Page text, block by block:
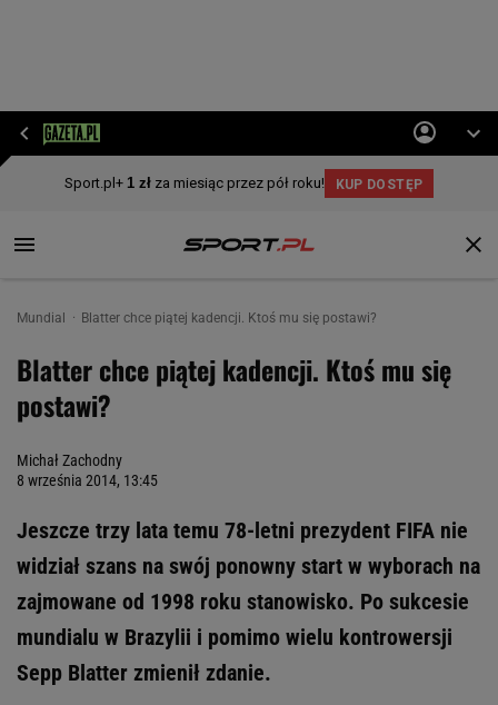
Mundial Blatter chce piątej kadencji. Ktoś mu się postawi?
Blatter chce piątej kadencji. Ktoś mu się
postawi?
Michał Zachodny
8 września 2014, 13:45
Jeszcze trzy lata temu 78-letni prezydent FIFA nie
widział szans na swój ponowny start w wyborach na
zajmowane od 1998 roku stanowisko. Po sukcesie
mundialu w Brazylii i pomimo wielu kontrowersji
Sepp Blatter zmienił zdanie.